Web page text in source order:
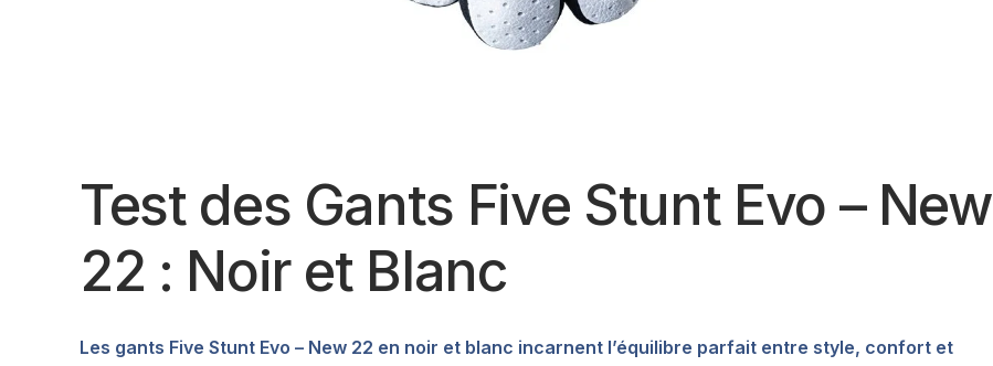
Test des Gants Five Stunt Evo – New
22 : Noir et Blanc
Les gants Five Stunt Evo – New 22 en noir et blanc incarnent l’équilibre parfait entre style, confort et